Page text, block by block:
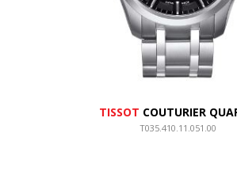
TISSOT COUTURIER
T035.410.11.051.00